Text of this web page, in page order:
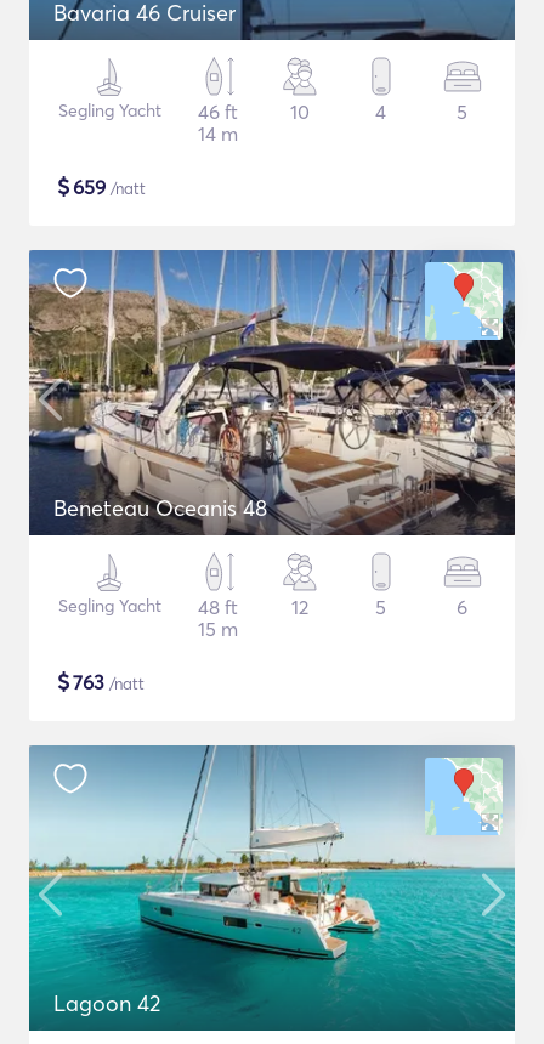
Bavaria 46 Cruiser
Segling Yacht
46 ft
14 m
10 4 5
$659 /natt
Beneteau Oceanis 48
Segling Yacht
48 ft
15 m
12 5 6
$763 /natt
Lagoon 42